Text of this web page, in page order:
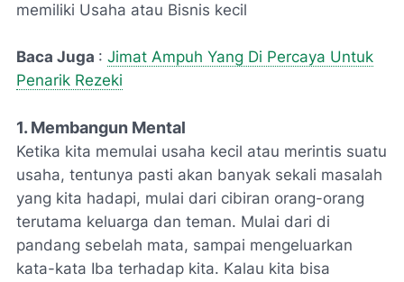
memiliki Usaha atau Bisnis kecil
Baca Juga : Jimat Ampuh Yang Di Percaya Untuk
Penarik Rezeki
1. Membangun Mental
Ketika kita memulai usaha kecil atau merintis suatu
usaha, tentunya pasti akan banyak sekali masalah
yang kita hadapi, mulai dari cibiran orang-orang
terutama keluarga dan teman. Mulai dari di
pandang sebelah mata, sampai mengeluarkan
kata-kata Iba terhadap kita. Kalau kita bisa